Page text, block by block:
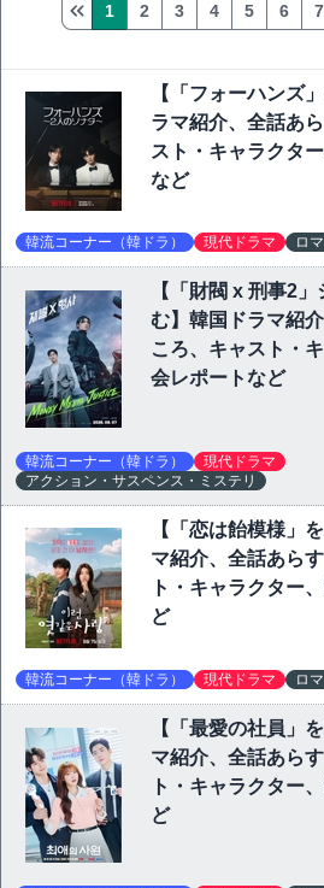
1 2 3 4 5 6 7
【「フォーハンズ
ラマ紹介、全話あ
スト・キャラクタ
など
韓流コーナー（韓ドラ） 現代ドラマ ロ
【「財閥 x 刑事2
む】韓国ドラマ紹
ころ、キャスト・
会レポートなど
韓流コーナー（韓ドラ）
現代ドラマ
アクション・サスペンス・ミステリ
【「恋は飴模様」
マ紹介、全話あら
ト・キャラクター
ど
韓流コーナー（韓ドラ） 現代ドラマ ロ
【「最愛の社員」
マ紹介、全話あら
ト・キャラクター
ど